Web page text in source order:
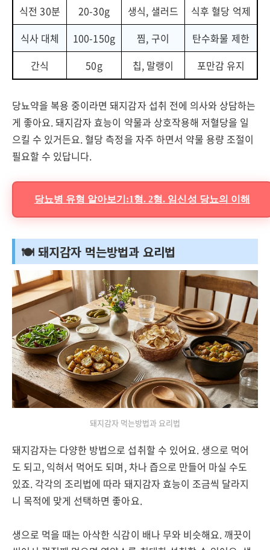
식전 30분
20-30g 생식, 샐러드
식후 혈당 억제
식사 대체
100-150g 찜, 구이
탄수화물 제한
간식
50g 칩, 말랭이 포만감 유지
당뇨약을 복용 중이라면 돼지감자 섭취 전에 의사와 상담하는
게 좋아요. 돼지감자 효능이 약물과 상호작용해 저혈당을 일
으킬 수 있거든요. 혈당 측정을 자주 하면서 약물 용량 조절이
필요할 수 있답니다.
당뇨병 유형 알아보기:1형. 2형. 임신성 당뇨의 이해
🍽️ 돼지감자 먹는방법과 요리법
돼지감자 먹는방법과 요리법
돼지감자는 다양한 방법으로 섭취할 수 있어요. 생으로 먹어
도 되고, 익혀서 먹어도 되며, 차나 즙으로 만들어 마실 수도
있죠. 각각의 조리법에 따라 돼지감자 효능이 조금씩 달라지
니 목적에 맞게 선택하면 좋아요.
생으로 먹을 때는 아삭한 식감이 배나 무와 비슷해요. 깨끗이